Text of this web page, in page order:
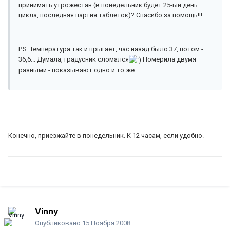
принимать утрожестан (в понедельник будет 25-ый день
цикла, последняя партия таблеток)? Спасибо за помощь!!!
P.S. Температура так и прыгает, час назад было 37, потом -
36,6... Думала, градусник сломался
Померила двумя
разными - показывают одно и то же...
Конечно, приезжайте в понедельник. К 12 часам, если удобно.
Vinny
Опубликовано 15 Ноября 2008